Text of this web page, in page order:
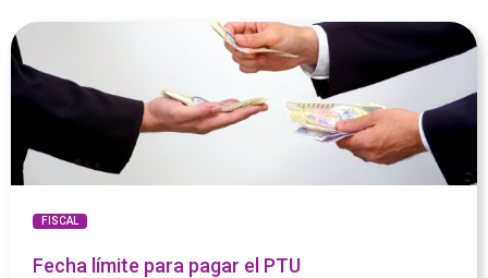
FISCAL
Fecha límite para pagar el PTU